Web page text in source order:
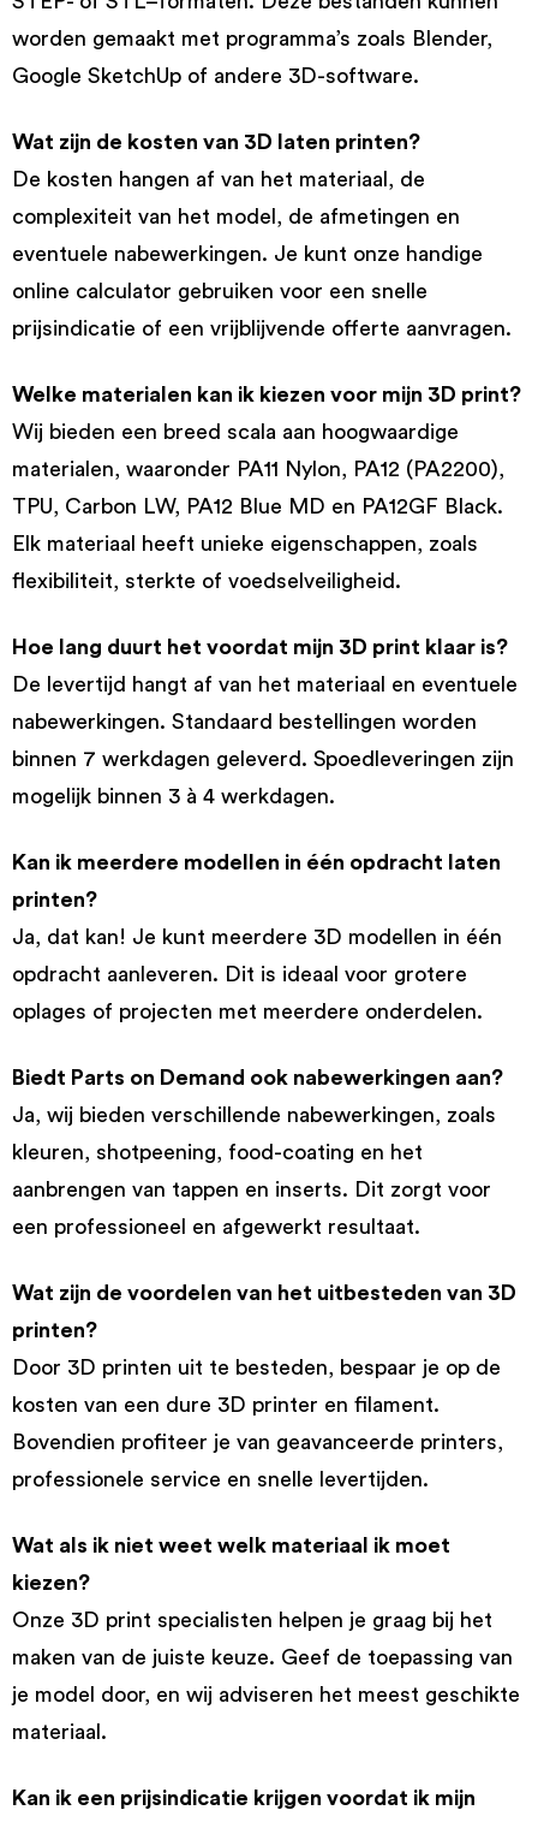
worden gemaakt met programma’s zoals Blender,
Google SketchUp of andere 3D-software.
Wat zijn de kosten van 3D laten printen?
De kosten hangen af van het materiaal, de
complexiteit van het model, de afmetingen en
eventuele nabewerkingen. Je kunt onze handige
online calculator gebruiken voor een snelle
prijsindicatie of een vrijblijvende offerte aanvragen.
Welke materialen kan ik kiezen voor mijn 3D print?
Wij bieden een breed scala aan hoogwaardige
materialen, waaronder PA11 Nylon, PA12 (PA2200),
TPU, Carbon LW, PA12 Blue MD en PA12GF Black.
Elk materiaal heeft unieke eigenschappen, zoals
flexibiliteit, sterkte of voedselveiligheid.
Hoe lang duurt het voordat mijn 3D print klaar is?
De levertijd hangt af van het materiaal en eventuele
nabewerkingen. Standaard bestellingen worden
binnen 7 werkdagen geleverd. Spoedleveringen zijn
mogelijk binnen 3 à 4 werkdagen.
Kan ik meerdere modellen in één opdracht laten
printen?
Ja, dat kan! Je kunt meerdere 3D modellen in één
opdracht aanleveren. Dit is ideaal voor grotere
oplages of projecten met meerdere onderdelen.
Biedt Parts on Demand ook nabewerkingen aan?
Ja, wij bieden verschillende nabewerkingen, zoals
kleuren, shotpeening, food-coating en het
aanbrengen van tappen en inserts. Dit zorgt voor
een professioneel en afgewerkt resultaat.
Wat zijn de voordelen van het uitbesteden van 3D
printen?
Door 3D printen uit te besteden, bespaar je op de
kosten van een dure 3D printer en filament.
Bovendien profiteer je van geavanceerde printers,
professionele service en snelle levertijden.
Wat als ik niet weet welk materiaal ik moet
kiezen?
Onze 3D print specialisten helpen je graag bij het
maken van de juiste keuze. Geef de toepassing van
je model door, en wij adviseren het meest geschikte
materiaal.
Kan ik een prijsindicatie krijgen voordat ik mijn